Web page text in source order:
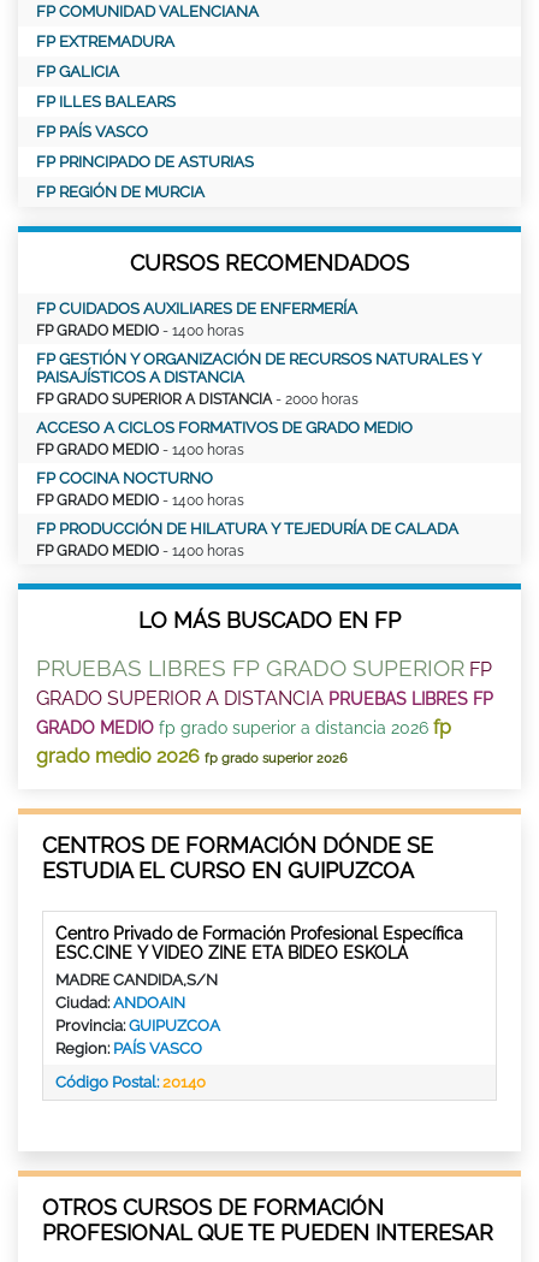
FP COMUNIDAD VALENCIANA
FP EXTREMADURA
FP GALICIA
FP ILLES BALEARS
FP PAÍS VASCO
FP PRINCIPADO DE ASTURIAS
FP REGIÓN DE MURCIA
CURSOS RECOMENDADOS
FP CUIDADOS AUXILIARES DE ENFERMERÍA
FP GRADO MEDIO - 1400 horas
FP GESTIÓN Y ORGANIZACIÓN DE RECURSOS NATURALES Y
PAISAJÍSTICOS A DISTANCIA
FP GRADO SUPERIOR A DISTANCIA - 2000 horas
ACCESO A CICLOS FORMATIVOS DE GRADO MEDIO
FP GRADO MEDIO - 1400 horas
FP COCINA NOCTURNO
FP GRADO MEDIO - 1400 horas
FP PRODUCCIÓN DE HILATURA Y TEJEDURÍA DE CALADA
FP GRADO MEDIO - 1400 horas
LO MÁS BUSCADO EN FP
PRUEBAS LIBRES FP GRADO SUPERIOR FP
GRADO SUPERIOR A DISTANCIA PRUEBAS LIBRES FP
GRADO MEDIO fp grado superior a distancia 2026 fp
grado medio 2026 fp grado superior 2026
CENTROS DE FORMACIÓN DÓNDE SE
ESTUDIA EL CURSO EN GUIPUZCOA
Centro Privado de Formación Profesional Específica
ESC.CINE Y VIDEO ZINE ETA BIDEO ESKOLA
MADRE CANDIDA,S/N
Ciudad:ANDOAIN
Provincia:GUIPUZCOA
Region: PAÍS VASCO
Código Postal:20140
OTROS CURSOS DE FORMACIÓN
PROFESIONAL QUE TE PUEDEN INTERESAR